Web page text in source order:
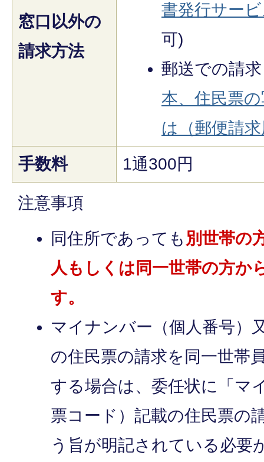
窓口以外の
請求方法
書発行サー
可)
郵送での請
本、住民票
は（郵便請
手数料
1通300円
注意事項
同住所であっても 別世帯の
人もしくは同一世帯の方か
す。
マイナンバー（個人番号）
の住民票の請求を同一世帯
する場合は、委任状に「マ
票コード）記載の住民票の
う旨が明記されている必要